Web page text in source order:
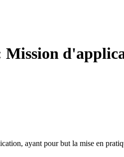
Mission
ayant pour but la mise en